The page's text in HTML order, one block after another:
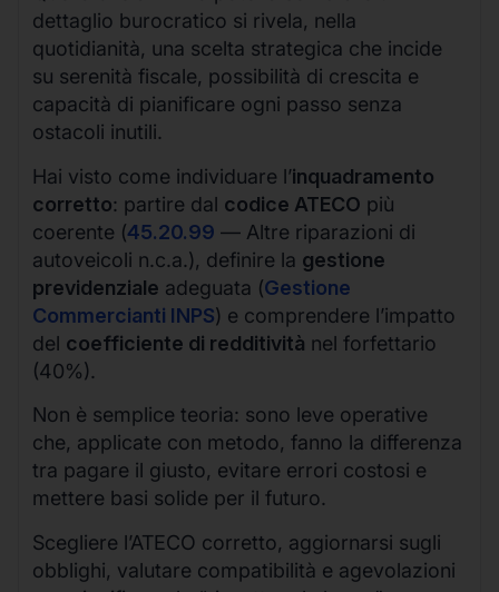
dettaglio burocratico si rivela, nella
quotidianità, una scelta strategica che incide
su serenità fiscale, possibilità di crescita e
capacità di pianificare ogni passo senza
ostacoli inutili.
Hai visto come individuare l’inquadramento
corretto: partire dal codice ATECO più
coerente (45.20.99 — Altre riparazioni di
autoveicoli n.c.a.), definire la gestione
previdenziale adeguata (Gestione
Commercianti INPS) e comprendere l’impatto
del coefficiente di redditività nel forfettario
(40%).
Non è semplice teoria: sono leve operative
che, applicate con metodo, fanno la differenza
tra pagare il giusto, evitare errori costosi e
mettere basi solide per il futuro.
Scegliere l’ATECO corretto, aggiornarsi sugli
obblighi, valutare compatibilità e agevolazioni